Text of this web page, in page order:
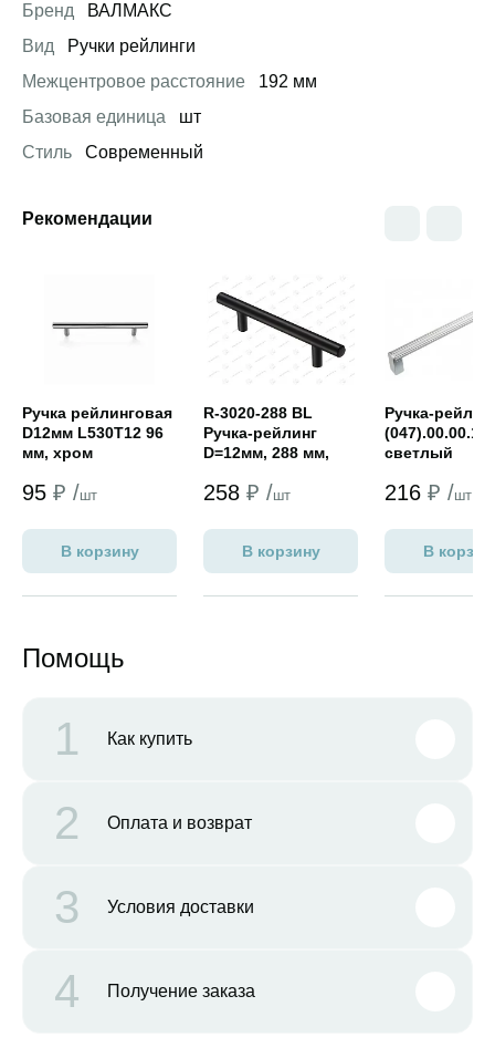
Бренд
ВАЛМАКС
Вид
Ручки рейлинги
Межцентровое расстояние
192 мм
Базовая единица
шт
Стиль
Современный
Рекомендации
Ручка рейлинговая
D12мм L530T12 96
мм, хром
95 ₽ /шт
В корзину
R-3020-288 BL
Ручка-рейлинг
D=12мм, 288 мм,
258 ₽ /шт
В корзину
Ручка-
светлый
216 ₽ /шт
В
Помощь
1 Как купить
2 Оплата и возврат
3 Условия доставки
4 Получение заказа